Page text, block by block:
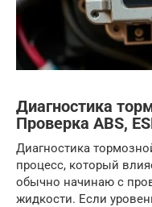
Диагностика
Проверка ABS,
Диагностика
процесс, который
обычно начинаю с
жидкости. Если